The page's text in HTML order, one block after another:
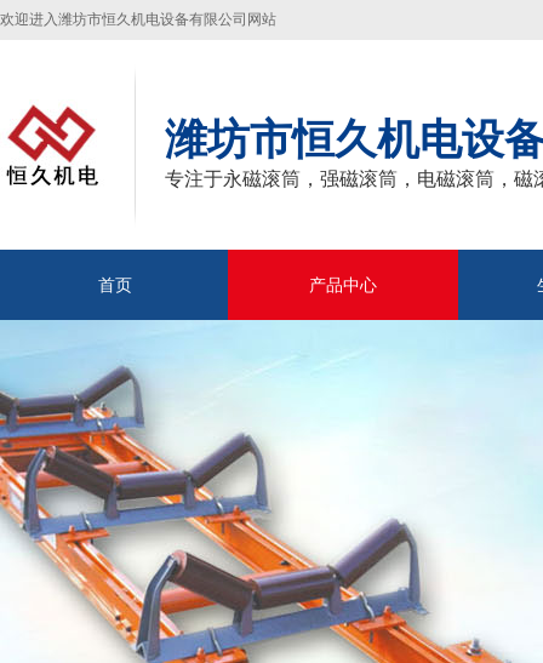
欢迎进入潍坊市恒久机电设备有限公司网站
潍坊市恒久机电设
专注于永磁滚筒，强磁滚筒，电磁滚筒，磁
首页 产品中心